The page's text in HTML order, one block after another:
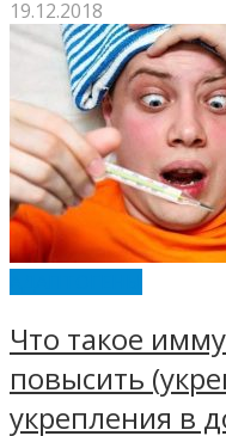
19.12.2018
Что такое
повысить
укрепления в